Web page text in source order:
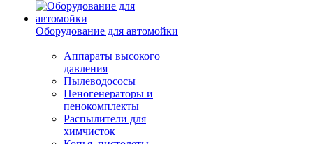
Оборудование для автомойки
Аппараты высокого
давления
Пылеводососы
Пеногенераторы и
пенокомплекты
Распылители для
химчисток